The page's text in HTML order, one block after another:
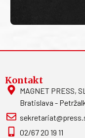
Kontakt
MAGNET PRESS,
Bratislava -
02/67 20 19 11